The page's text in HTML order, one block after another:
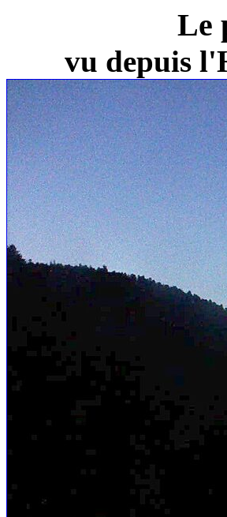
Le
vu depuis